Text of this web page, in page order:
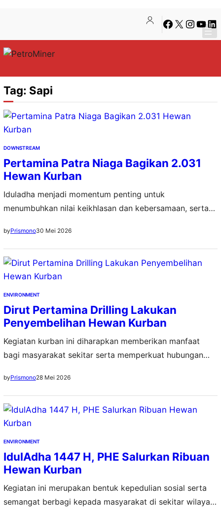
konten
content
Facebook
X Instagram
Tag: Sapi
DOWNSTREAM
Pertamina Patra Niaga Bagikan 2.031
Hewan Kurban
Iduladha menjadi momentum penting untuk
menumbuhkan nilai keikhlasan dan kebersamaan, serta
byPrismono30 Mei 2026
ENVIRONMENT
Dirut Pertamina Drilling Lakukan
Penyembelihan Hewan Kurban
Kegiatan kurban ini diharapkan memberikan manfaat
bagi masyarakat sekitar serta memperkuat hubungan
byPrismono28 Mei 2026
ENVIRONMENT
IdulAdha 1447 H, PHE Salurkan Ribuan
Hewan Kurban
Kegiatan ini merupakan bentuk kepedulian sosial serta
semangat berbagi kepada masyarakat di sekitar wilayah